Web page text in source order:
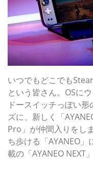
いつでもどこでも
という皆さん。OSに
ドースイッチっぽい
ズに、新しく「
Pro」が仲間入りをし
ち歩ける「AYANEO
載の「AYANEO NEXT」